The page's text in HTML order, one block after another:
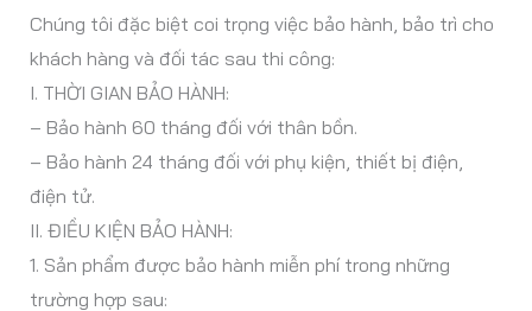
Chúng tôi đặc biệt coi trọng việc bảo hành, bảo trì cho
khách hàng và đối tác sau thi công:
I. THỜI GIAN BẢO HÀNH:
– Bảo hành 60 tháng đối với thân bồn.
– Bảo hành 24 tháng đối với phụ kiện, thiết bị điện,
điện tử.
II. ĐIỀU KIỆN BẢO HÀNH:
1. Sản phẩm được bảo hành miễn phí trong những
trường hợp sau: